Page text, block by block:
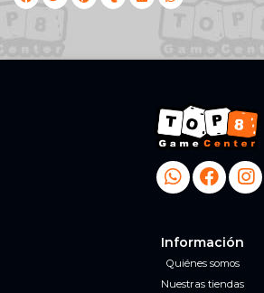
Información
Quiénes somos
Nuestras tiendas